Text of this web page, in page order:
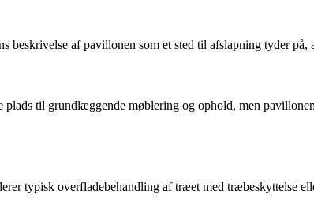
af pavillonen som et sted til afslapning tyder på,
til grundlæggende møblering og ophold, men
typisk overfladebehandling af træet med træbeskyttelse